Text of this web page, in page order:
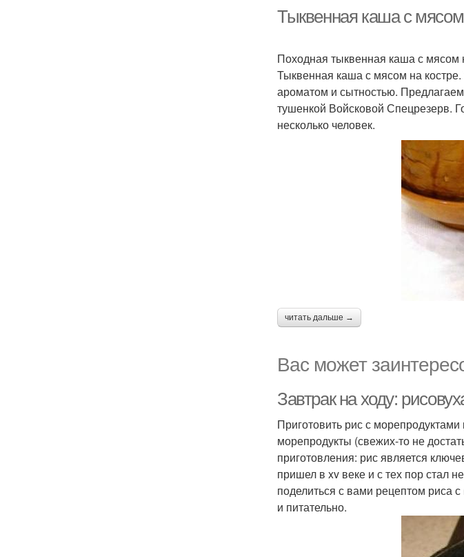
Тыквенная каша с
Походная тыквенная каша с мясом
Тыквенная каша с мясом на
ароматом и сытностью. Предлагаем
тушенкой Войсковой Спецрезерв.
несколько человек.
читать дальше →
Вас может
Завтрак на ходу:
Приготовить рис с
морепродукты (свежих-то не
приготовления: рис является
пришел в xv веке и с тех пор стал
поделиться с вами рецептом риса
и питательно.